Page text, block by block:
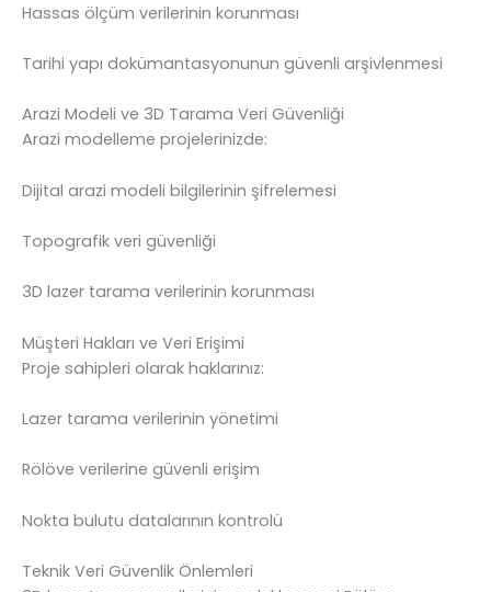
Hassas ölçüm verilerinin korunması
Tarihi yapı dokümantasyonunun güvenli arşivlenmesi
Arazi Modeli ve 3D Tarama Veri Güvenliği
Arazi modelleme projelerinizde:
Dijital arazi modeli bilgilerinin şifrelemesi
Topografik veri güvenliği
3D lazer tarama verilerinin korunması
Müşteri Hakları ve Veri Erişimi
Proje sahipleri olarak haklarınız:
Lazer tarama verilerinin yönetimi
Rölöve verilerine güvenli erişim
Nokta bulutu datalarının kontrolü
Teknik Veri Güvenlik Önlemleri